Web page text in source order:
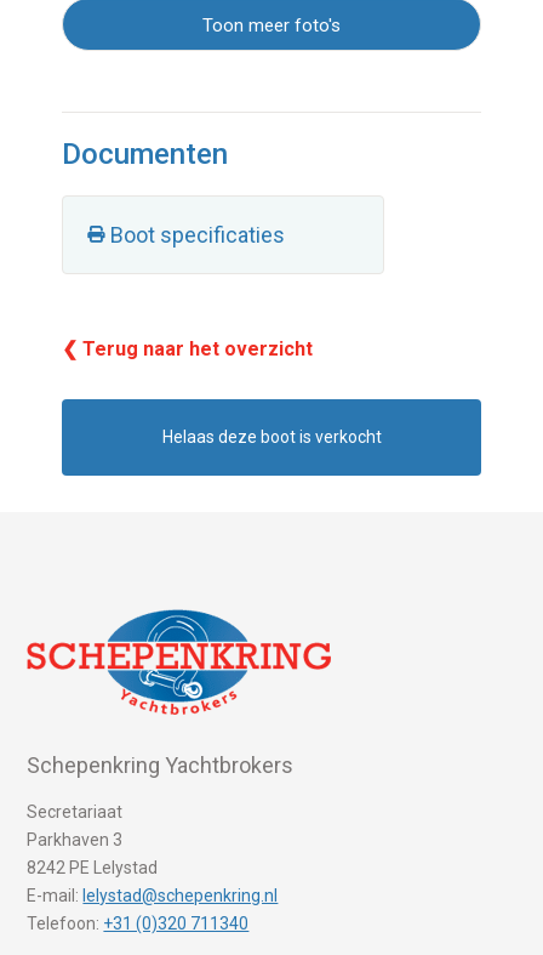
Toon meer foto's
Documenten
Boot specificaties
❮ Terug naar het overzicht
Helaas deze boot is verkocht
Schepenkring Yachtbrokers
Secretariaat
Parkhaven 3
8242 PE Lelystad
E-mail: lelystad@schepenkring.nl
Telefoon: +31 (0)320 711340